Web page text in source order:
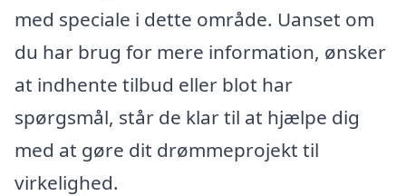
med speciale i dette område. Uanset om
du har brug for mere information, ønsker
at indhente tilbud eller blot har
spørgsmål, står de klar til at hjælpe dig
med at gøre dit drømmeprojekt til
virkelighed.